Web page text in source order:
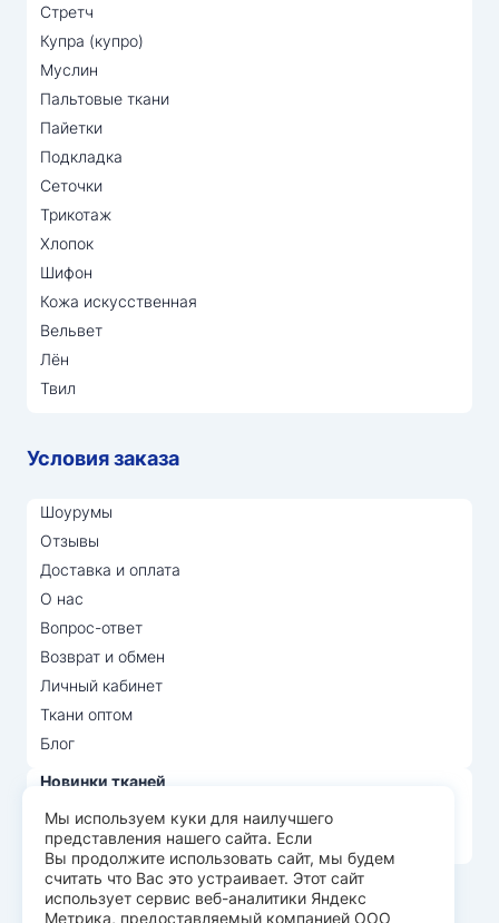
Стретч
Купра (купро)
Муслин
Пальтовые ткани
Пайетки
Подкладка
Сеточки
Трикотаж
Хлопок
Шифон
Кожа искусственная
Вельвет
Лён
Твил
Условия заказа
Шоурумы
Отзывы
Доставка и оплата
О нас
Вопрос-ответ
Возврат и обмен
Личный кабинет
Ткани оптом
Блог
Новинки тканей
Распродажа тканей
Лидеры продаж
© Арт Текс — продажа тканей оптом, 2026
Мы используем куки для наилучшего
представления нашего сайта. Если
Вы продолжите использовать сайт, мы будем
считать что Вас это устраивает. Этот сайт
использует сервис веб-аналитики Яндекс
Метрика, предоставляемый компанией ООО